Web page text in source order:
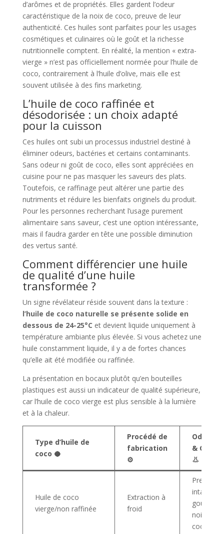
d’arômes et de propriétés. Elles gardent l’odeur
caractéristique de la noix de coco, preuve de leur
authenticité. Ces huiles sont parfaites pour les usages
cosmétiques et culinaires où le goût et la richesse
nutritionnelle comptent. En réalité, la mention « extra-
vierge » n’est pas officiellement normée pour l’huile de
coco, contrairement à l’huile d’olive, mais elle est
souvent utilisée à des fins marketing.
L’huile de coco raffinée et
désodorisée : un choix adapté
pour la cuisson
Ces huiles ont subi un processus industriel destiné à
éliminer odeurs, bactéries et certains contaminants.
Sans odeur ni goût de coco, elles sont appréciées en
cuisine pour ne pas masquer les saveurs des plats.
Toutefois, ce raffinage peut altérer une partie des
nutriments et réduire les bienfaits originels du produit.
Pour les personnes recherchant l’usage purement
alimentaire sans saveur, c’est une option intéressante,
mais il faudra garder en tête une possible diminution
des vertus santé.
Comment différencier une huile
de qualité d’une huile
transformée ?
Un signe révélateur réside souvent dans la texture :
l’huile de coco naturelle se présente solide en
dessous de 24-25°C et devient liquide uniquement à
température ambiante plus élevée. Si vous achetez une
huile constamment liquide, il y a de fortes chances
qu’elle ait été modifiée ou raffinée.
La présentation en bocaux plutôt qu’en bouteilles
plastiques est aussi un indicateur de qualité supérieure,
car l’huile de coco vierge est plus sensible à la lumière
et à la chaleur.
Type d’huile de
coco 🥥
Procédé de
fabrication
⚙️
Odeur
& Goût
👃
Huile de coco
vierge/non raffinée
Extraction à
froid
Presque
intacte,
goût de
noix de
coco